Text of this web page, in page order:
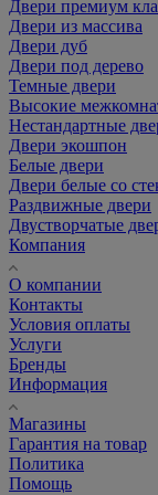
Двери премиум
Двери из массива
Двери дуб
Двери под дерево
Темные двери
Высокие
Нестандартные
Двери экошпон
Белые двери
Двери белые со
Раздвижные двери
Двустворчатые
Компания
О компании
Контакты
Условия оплаты
Услуги
Бренды
Информация
Магазины
Гарантия на товар
Политика
Помощь